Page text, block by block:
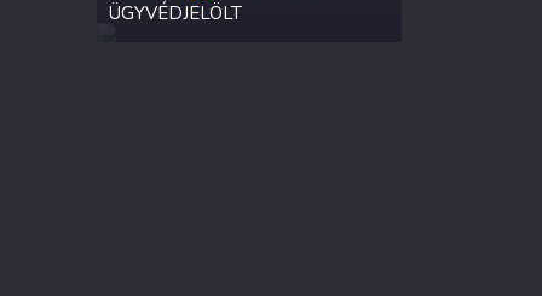
ÜGYVÉDJELÖLT